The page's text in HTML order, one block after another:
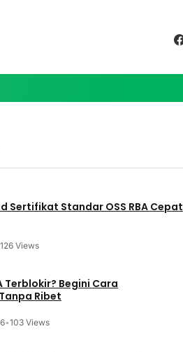
Sertifikat Standar OSS RBA Cepat
126 Views
Terblokir? Begini Cara
Ribet
•103 Views